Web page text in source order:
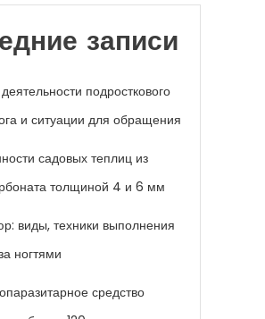
записи
подросткового
и ситуации для обращения
садовых теплиц из
толщиной 4 и 6 мм
виды, техники выполнения
ногтями
средство